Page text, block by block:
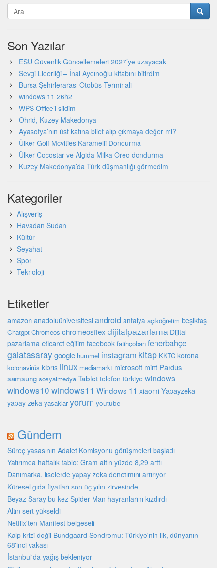
Son Yazılar
ESU Güvenlik Güncellemeleri 2027’ye uzayacak
Sevgi Liderliği – İnal Aydınoğlu kitabını bitirdim
Bursa Şehirlerarası Otobüs Terminali
windows 11 26h2
WPS Office’i sildim
Ohrid, Kuzey Makedonya
Ayasofya’nın üst katına bilet alıp çıkmaya değer mi?
Ülker Golf Mcvities Karamelli Dondurma
Ülker Cocostar ve Algida Milka Oreo dondurma
Kuzey Makedonya’da Türk düşmanlığı görmedim
Kategoriler
Alışveriş
Havadan Sudan
Kültür
Seyahat
Spor
Teknoloji
Etiketler
amazon anadoluüniversitesi android antalya açıköğretim beşiktaş
Chatgpt Chromeos chromeosflex dijitalpazarlama Dijital
pazarlama eticaret eğitim facebook fatihçoban fenerbahçe
galatasaraygoogle hummel instagram kitap KKTC korona
koronavirüs kıbrıs linux mediamarkt microsoft mint Pardus
samsung sosyalmedya Tablet telefon türkiyewindows
windows10 windows11 Windows 11 xiaomi Yapayzeka
yapay zeka yasaklar yorum youtube
Gündem
Süreç yasasının Adalet Komisyonu görüşmeleri başladı
Yatırımda haftalık tablo: Gram altın yüzde 8,29 arttı
Danimarka, liselerde yapay zeka denetimini artırıyor
Küresel gıda fiyatları son üç yılın zirvesinde
Beyaz Saray bu kez Spider-Man hayranlarını kızdırdı
Altın sert yükseldi
Netflix'ten Manifest belgeseli
Kalp krizi değil Bundgaard Sendromu: Türkiye'nin ilk, dünyanın
68'inci vakası
İstanbul'da yağış bekleniyor